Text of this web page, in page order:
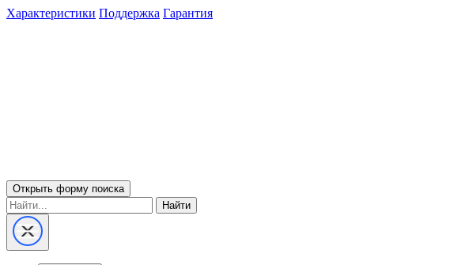
Характеристики Поддержка Гарантия
Открыть форму поиска
Найти